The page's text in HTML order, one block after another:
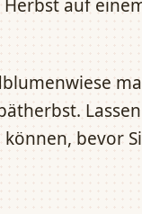
auf
bevor